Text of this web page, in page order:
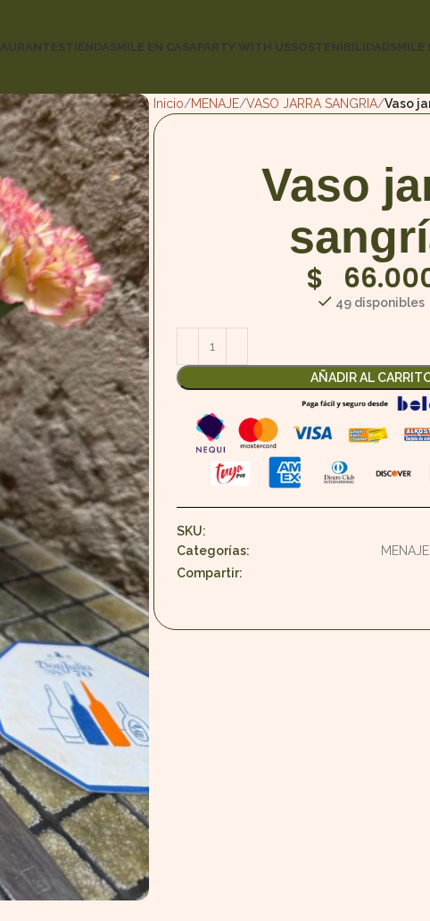
Inicio MENAJE VASO JARRA SANGRIA Vaso
Vaso
$
49 disponibles
AÑADIR AL
SKU:
Categorías:
MENAJE
Compartir: